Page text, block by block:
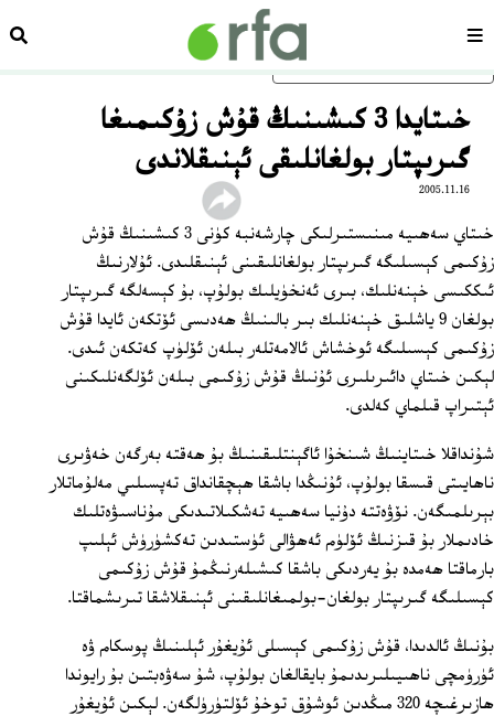
ئاساسلىق مەزمۇنغا ئاتلاڭسەھىپە
خىتايدا 3 كىشىنىڭ قۇش زۇكىمىغا
گىرىپتار بولغانلىقى ئېنىقلاندى
2005.11.16
خىتاي سەھىيە مىنىستىرلىكى چارشەنبە كۈنى 3 كىشىنىڭ قۇش
زۇكىمى كېسىلىگە گىرىپتار بولغانلىقىنى ئېنىقلىدى. ئۇلارنىڭ
ئىككىسى خېنەنلىك، بىرى ئەنخۈيلىك بولۇپ، بۇ كېسەلگە گىرىپتار
بولغان 9 ياشلىق خېنەنلىك بىر بالىنىڭ ھەدىسى ئۆتكەن ئايدا قۇش
زۇكىمى كېسىلىگە ئوخشاش ئالامەتلەر بىلەن ئۆلۈپ كەتكەن ئىدى.
لېكىن خىتاي دائىرىلىرى ئۇنىڭ قۇش زۇكىمى بىلەن ئۆلگەنلىكىنى
ئېتىراپ قىلماي كەلدى.
شۇنداقلا خىتاينىڭ شىنخۇا ئاگېنتلىقىنىڭ بۇ ھەقتە بەرگەن خەۋىرى
ناھايىتى قىسقا بولۇپ، ئۇنىڭدا باشقا ھېچقانداق تەپسىلىي مەلۇماتلار
بېرىلمىگەن. نۆۋەتتە دۇنيا سەھىيە تەشكىلاتىدىكى مۇناسىۋەتلىك
خادىملار بۇ قىزنىڭ ئۆلۈم ئەھۋالى ئۈستىدىن تەكشۈرۈش ئېلىپ
بارماقتا ھەمدە بۇ يەردىكى باشقا كىشىلەرنىڭمۇ قۇش زۇكىمى
كېسىلىگە گىرىپتار بولغان-بولمىغانلىقىنى ئېنىقلاشقا تىرىشماقتا.
بۇنىڭ ئالدىدا، قۇش زۇكىمى كېسىلى ئۇيغۇر ئېلىنىڭ پوسكام ۋە
ئۈرۈمچى ناھىيىلىرىدىمۇ بايقالغان بولۇپ، شۇ سەۋەبتىن بۇ رايوندا
ھازىرغىچە 320 مىڭدىن ئوشۇق توخۇ ئۆلتۈرۈلگەن. لېكىن ئۇيغۇر